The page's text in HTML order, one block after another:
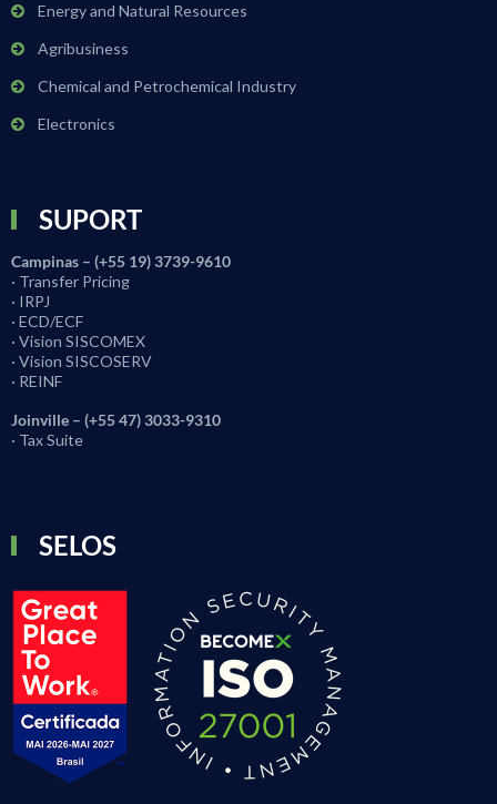
Energy and Natural Resources
Agribusiness
Chemical and Petrochemical Industry
Electronics
SUPORT
Campinas – (+55 19) 3739-9610
· Transfer Pricing
· IRPJ
· ECD/ECF
· Vision SISCOMEX
· Vision SISCOSERV
· REINF
Joinville – (+55 47) 3033-9310
· Tax Suite
SELOS